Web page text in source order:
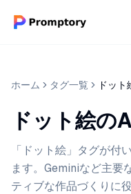
ホーム タグ一覧 ドット
ドット絵の
「ドット絵」タグが付
ます。Geminiなど主要
ティブな作品づくりに